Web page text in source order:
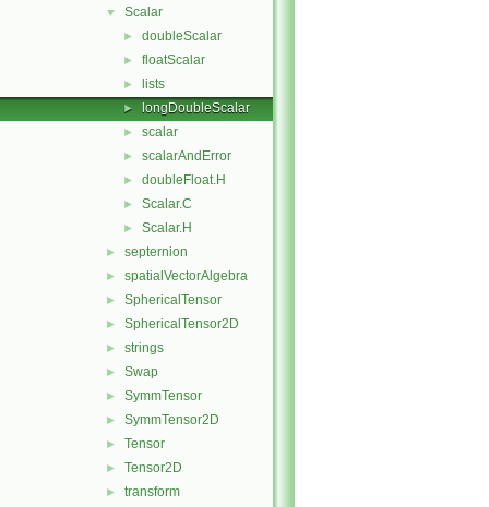
▼ Scalar
► doubleScalar
► floatScalar
► lists
► longDoubleScalar
► scalar
► scalarAndError
► doubleFloat.H
► Scalar.C
► Scalar.H
► septernion
► spatialVectorAlgebra
► SphericalTensor
► SphericalTensor2D
► strings
► Swap
► SymmTensor
► SymmTensor2D
► Tensor
► Tensor2D
► transform